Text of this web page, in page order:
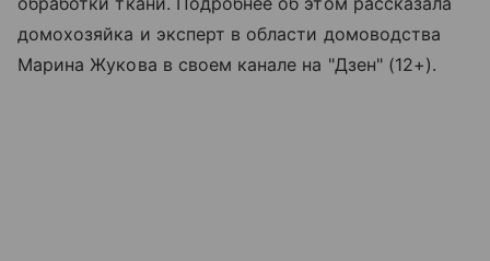
домохозяйка и эксперт в области домоводства
Марина Жукова в своем канале на "Дзен" (12+).